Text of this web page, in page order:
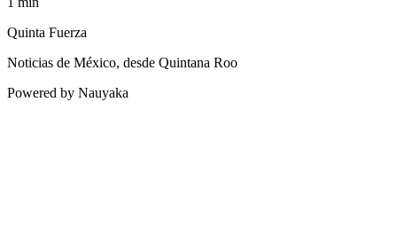
Quinta Fuerza
Noticias de México, desde Quintana Roo
Powered by Nauyaka